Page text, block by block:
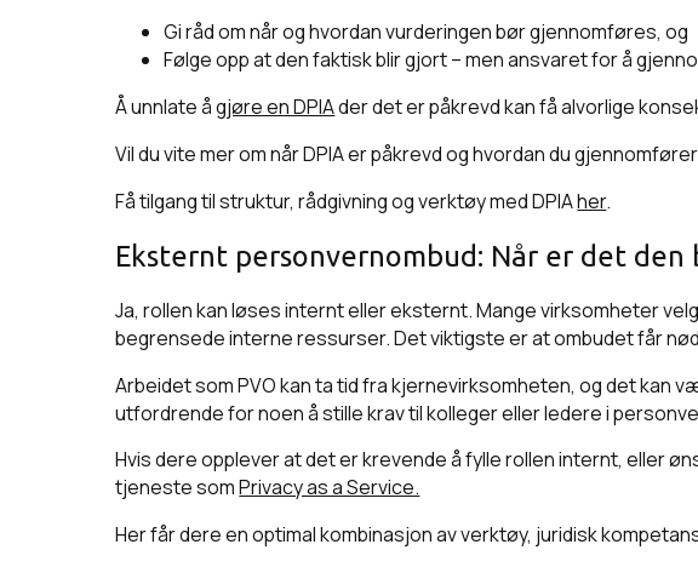
Gi råd om når og hvordan vurderingen bør gjennomføres, og
Følge opp at den faktisk blir gjort – men ansvaret for å
Å unnlate ågjøre en DPIAder det er påkrevd kan få alvorlige
Vil du vite mer om når DPIA er påkrevd og hvordan du
Få tilgang til struktur, rådgivning og verktøy med DPIAher.
Eksternt personvernombud: Når er det den
Ja, rollen kan løses internt eller eksternt. Mange virksomheter
begrensede interne ressurser. Det viktigste er at ombudet får
Arbeidet som PVO kan ta tid fra kjernevirksomheten, og det kan
utfordrende for noen å stille krav til kolleger eller ledere i
Hvis dere opplever at det er krevende å fylle rollen internt, eller
tjeneste somPrivacy as a Service.
Her får dere en optimal kombinasjon av verktøy, juridisk